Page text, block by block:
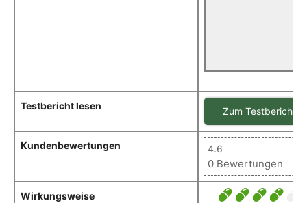
Testbericht lesen Zum Testbericht
Kundenbewertungen 4.6
0 Bewertungen
Wirkungsweise